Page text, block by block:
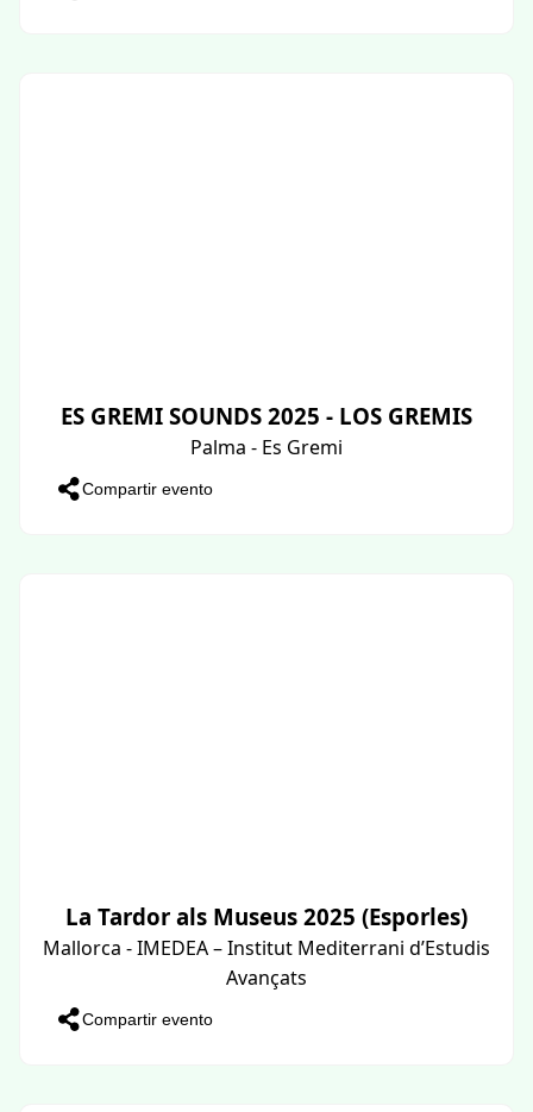
ES GREMI SOUNDS 2025 - LOS GREMIS
Palma - Es Gremi
Compartir evento
La Tardor als Museus 2025 (Esporles)
Mallorca - IMEDEA – Institut Mediterrani d’Estudis
Avançats
Compartir evento